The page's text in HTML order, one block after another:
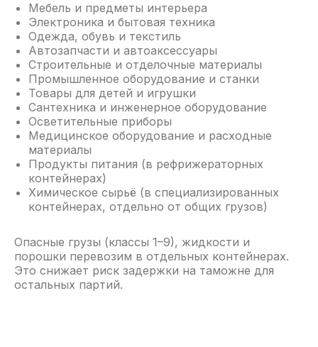
Мебель и предметы интерьера
Электроника и бытовая техника
Одежда, обувь и текстиль
Автозапчасти и автоаксессуары
Строительные и отделочные материалы
Промышленное оборудование и станки
Товары для детей и игрушки
Сантехника и инженерное оборудование
Осветительные приборы
Медицинское оборудование и расходные
материалы
Продукты питания (в рефрижераторных
контейнерах)
Химическое сырьё (в специализированных
контейнерах, отдельно от общих грузов)
Опасные грузы (классы 1–9), жидкости и
порошки перевозим в отдельных контейнерах.
Это снижает риск задержки на таможне для
остальных партий.